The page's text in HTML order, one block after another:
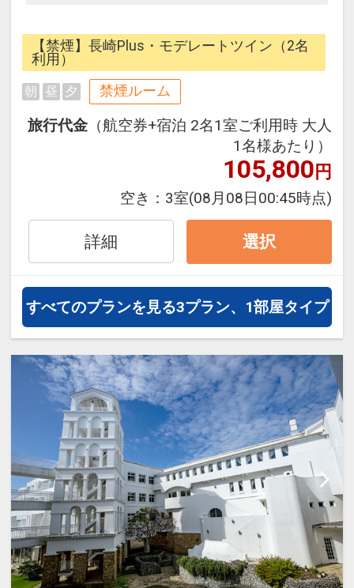
できるダイナミックパッケージだか
ら、一都市滞在はもちろん周遊旅行
にも最適！
旅行期間中の1泊だけの宿泊や延
泊・飛び泊なども自由自在です。
JALマイレージ会員の方にはフライ
トマイルが50%貯まります。
【禁煙】長崎Plus・モデレートツイン（2名
利用）
朝 昼 夕 禁煙ルーム
旅行代金 （航空券+宿泊 2名1室ご利用時 大人
1名様あたり）
105,800円
空き： 3室(08月08日00:45時点)
詳細 選択
すべてのプランを見る3プラン、1部屋タイプ